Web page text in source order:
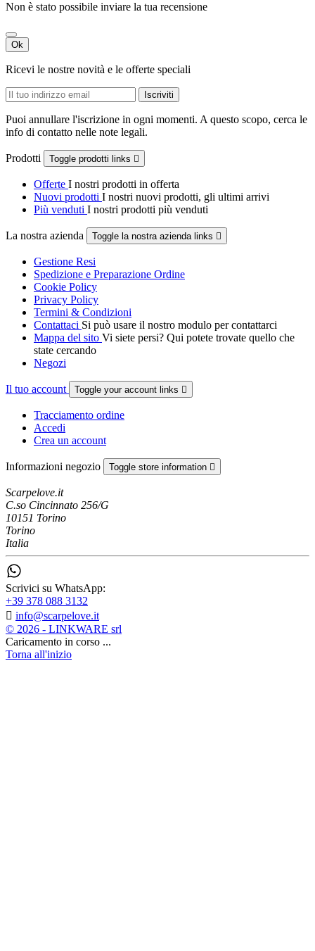
Non è stato possibile inviare la tua recensione
Ok
Ricevi le nostre novità e le offerte speciali
Puoi annullare l'iscrizione in ogni momenti. A questo scopo, cerca le
info di contatto nelle note legali.
Prodotti Toggle prodotti links 
Offerte I nostri prodotti in offerta
Nuovi prodotti I nostri nuovi prodotti, gli ultimi arrivi
Più venduti I nostri prodotti più venduti
La nostra azienda Toggle la nostra azienda links 
Gestione Resi
Spedizione e Preparazione Ordine
Cookie Policy
Privacy Policy
Termini & Condizioni
Contattaci Si può usare il nostro modulo per contattarci
Mappa del sito Vi siete persi? Qui potete trovate quello che
state cercando
Negozi
Il tuo account Toggle your account links 
Tracciamento ordine
Accedi
Crea un account
Informazioni negozio Toggle store information 
Scarpelove.it
C.so Cincinnato 256/G
10151 Torino
Torino
Italia
Scrivici su WhatsApp:
+39 378 088 3132
 info@scarpelove.it
© 2026 - LINKWARE srl
Caricamento in corso ...
Torna all'inizio